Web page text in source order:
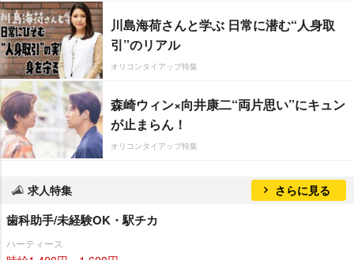
川島海荷さんと学ぶ 日常に潜む“人身取
引”のリアル
オリコンタイアップ特集
森崎ウィン×向井康二“両片思い”にキュン
が止まらん！
オリコンタイアップ特集
求人特集 さらに見る
歯科助手/未経験OK・駅チカ
ハーティース